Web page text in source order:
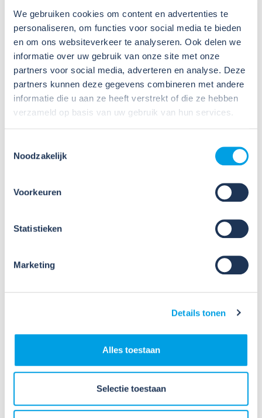
We gebruiken cookies om content en advertenties te
personaliseren, om functies voor social media te bieden
en om ons websiteverkeer te analyseren. Ook delen we
informatie over uw gebruik van onze site met onze
partners voor social media, adverteren en analyse. Deze
partners kunnen deze gegevens combineren met andere
informatie die u aan ze heeft verstrekt of die ze hebben
verzameld op basis van uw gebruik van hun services.
Noodzakelijk
Voorkeuren
Statistieken
Marketing
Details tonen
Alles toestaan
Selectie toestaan
09
Jul
Nieuws
VIB of WIK? Wat heb je nodig om
Veiligheidsinformatiebladen (VIB's) of mini-VIB's
beschikbaar voor de gevaarlijke stoffen waarmee zij
daarmee voldoe je nog niet aan de verplichtingen
Lees verder
09
Nieuws